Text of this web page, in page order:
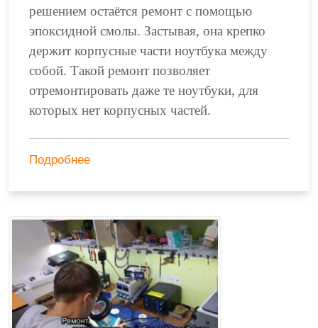
решением остаётся ремонт с помощью
эпоксидной смолы. Застывая, она крепко
держит корпусные части ноутбука между
собой. Такой ремонт позволяет
отремонтировать даже те ноутбуки, для
которых нет корпусных частей.
Подробнее